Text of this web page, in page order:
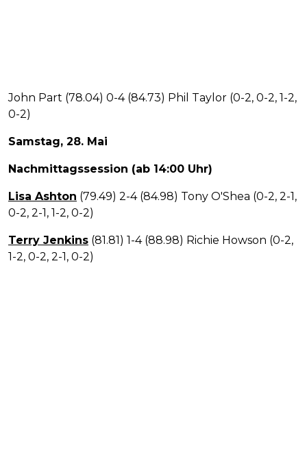
John Part (78.04) 0-4 (84.73) Phil Taylor (0-2, 0-2, 1-2,
0-2)
Samstag, 28. Mai
Nachmittagssession (ab 14:00 Uhr)
Lisa Ashton (79.49) 2-4 (84.98) Tony O'Shea (0-2, 2-1,
0-2, 2-1, 1-2, 0-2)
Terry Jenkins (81.81) 1-4 (88.98) Richie Howson (0-2,
1-2, 0-2, 2-1, 0-2)